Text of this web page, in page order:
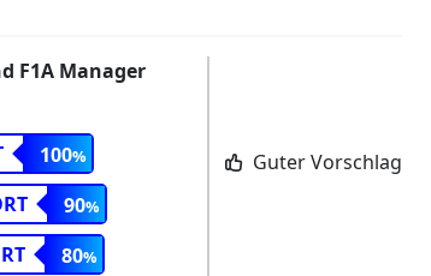
F1A Manager
100
90
80
Guter Vorschlag